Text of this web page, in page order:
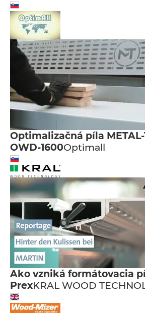
Optimalizačná píla METAL-
OWD-1600Optimall
Ako vzniká formátovacia
PrexKRAL WOOD